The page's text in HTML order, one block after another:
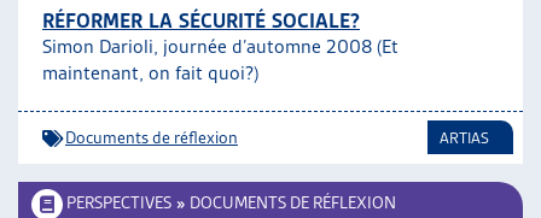
RÉFORMER LA SÉCURITÉ SOCIALE?
Simon Darioli, journée d’automne 2008 (Et
maintenant, on fait quoi?)
Documents de réflexion ARTIAS
PERSPECTIVES » DOCUMENTS DE RÉFLEXION